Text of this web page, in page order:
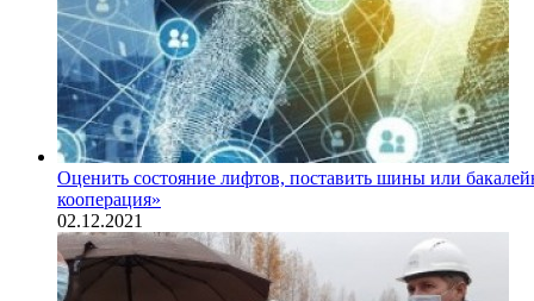
Оценить состояние лифтов, поставить шины или
кооперация»
02.12.2021